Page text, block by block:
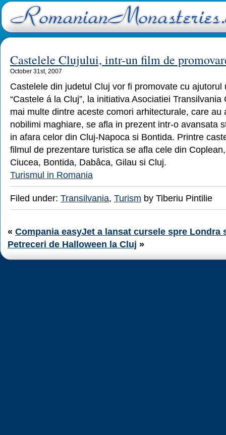
Castelele Clujului, intr-un film de
October 31st, 2007
Castelele din judetul Cluj vor fi promovate cu ajutorul
“Castele á la Cluj”, la initiativa Asociatiei
mai multe dintre aceste comori arhitecturale, care au
nobilimi maghiare, se afla in prezent intr-o avansata
in afara celor din Cluj-Napoca si Bontida. Printre
filmul de prezentare turistica se afla cele din
Ciucea, Bontida, Dabâca, Gilau si Cluj.
Turismul in Romania
Filed under: Transilvania, Turism by Tiberiu Pintilie
« Compania easyJet a lansat cursele spre Londra
Petreceri de Halloween la Cluj »